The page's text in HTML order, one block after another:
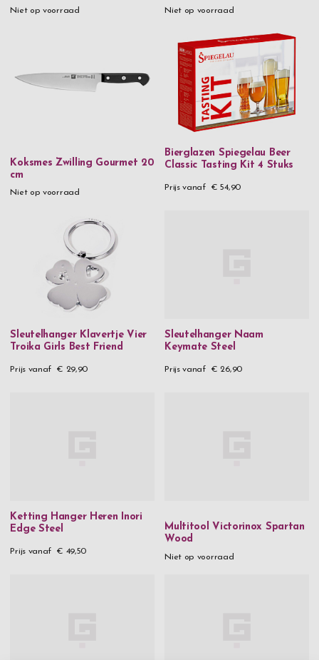
Niet op voorraad Niet op voorraad
Koksmes Zwilling Gourmet 20
cm
Niet op voorraad
Bierglazen Spiegelau Beer
Classic Tasting Kit 4 Stuks
Prijs vanaf € 54,90
Sleutelhanger Klavertje Vier
Troika Girls Best Friend
Prijs vanaf € 29,90
Sleutelhanger Naam
Keymate Steel
Prijs vanaf € 26,90
Ketting Hanger Heren Inori
Edge Steel
Prijs vanaf € 49,50
Multitool Victorinox Spartan
Wood
Niet op voorraad